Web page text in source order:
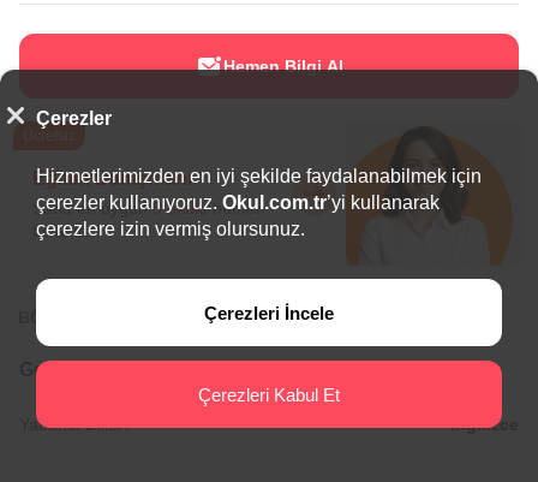
Hemen Bilgi Al
Eğitim Danışmanı
Sana en uygun5 okuluhemen
bulalım.
BÖLGEDE ÖNE ÇIKAN OKULLAR
Genel Bilgiler
Yabancı Diller: İngilizce
Çerezler
Hizmetlerimizden en iyi şekilde faydalanabilmek için
çerezler kullanıyoruz. Okul.com.tr’yi kullanarak
çerezlere izin vermiş olursunuz.
Çerezleri İncele
Çerezleri Kabul Et